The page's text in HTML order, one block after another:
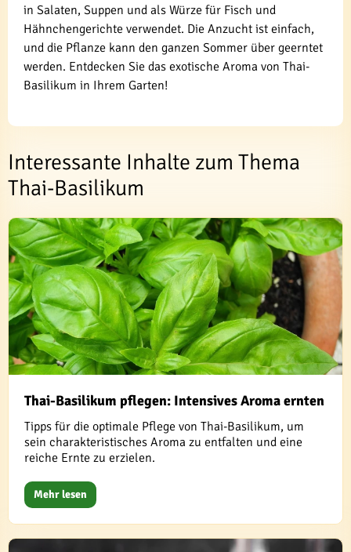
in Salaten, Suppen und als Würze für Fisch und
Hähnchengerichte verwendet. Die Anzucht ist einfach,
und die Pflanze kann den ganzen Sommer über geerntet
werden. Entdecken Sie das exotische Aroma von Thai-
Basilikum in Ihrem Garten!
Interessante Inhalte zum Thema
Thai-Basilikum
Thai-Basilikum pflegen: Intensives Aroma ernten
Tipps für die optimale Pflege von Thai-Basilikum, um
sein charakteristisches Aroma zu entfalten und eine
reiche Ernte zu erzielen.
Mehr lesen